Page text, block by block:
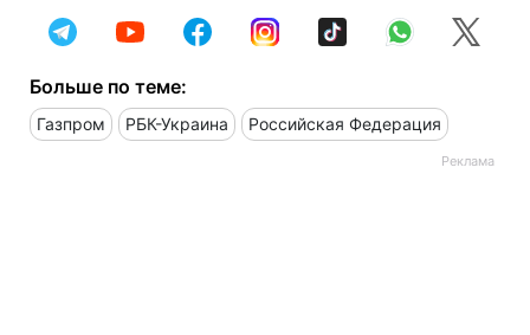
Больше по теме:
Газпром РБК-Украина Российская Федерация